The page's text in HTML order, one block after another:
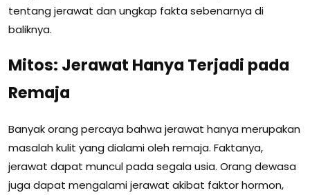
tentang jerawat dan ungkap fakta sebenarnya di
baliknya.
Mitos: Jerawat Hanya Terjadi pada
Remaja
Banyak orang percaya bahwa jerawat hanya merupakan
masalah kulit yang dialami oleh remaja. Faktanya,
jerawat dapat muncul pada segala usia. Orang dewasa
juga dapat mengalami jerawat akibat faktor hormon,